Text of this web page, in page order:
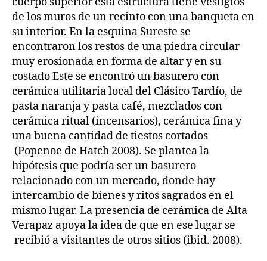
de los muros de un recinto con una banqueta en
su interior. En la esquina Sureste se
encontraron los restos de una piedra circular
muy erosionada en forma de altar y en su
costado Este se encontró un basurero con
cerámica utilitaria local del Clásico Tardío, de
pasta naranja y pasta café, mezclados con
cerámica ritual (incensarios), cerámica fina y
una buena cantidad de tiestos cortados
(Popenoe de Hatch 2008). Se plantea la
hipótesis que podría ser un basurero
relacionado con un mercado, donde hay
intercambio de bienes y ritos sagrados en el
mismo lugar. La presencia de cerámica de Alta
Verapaz apoya la idea de que en ese lugar se
recibió a visitantes de otros sitios (ibid. 2008).